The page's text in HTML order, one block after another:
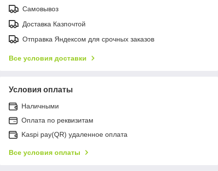
Самовывоз
Доставка Казпочтой
Отправка Яндексом для срочных заказов
Все условия доставки
Условия оплаты
Наличными
Оплата по реквизитам
Kaspi pay(QR) удаленное оплата
Все условия оплаты